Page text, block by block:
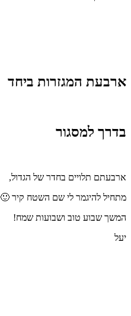
ארבעת המגזרות ביחד
בדרך למסגור
ארבעתם תלויים בחדר של הגדול,
מתחיל להיגמר לי שם השטח קיר 🙂
המשך שבוע טוב ושבועות שמח!
יעל